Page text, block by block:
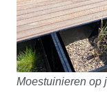
Moestuinieren op